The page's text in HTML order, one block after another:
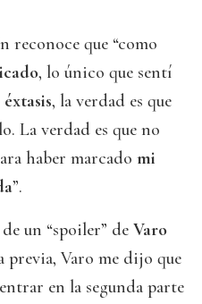
reconoce que “como
, lo único que sentí
, la verdad es que
La verdad es que no
haber marcado mi
”.
un “spoiler” de Varo
previa, Varo me dijo que
en la segunda parte